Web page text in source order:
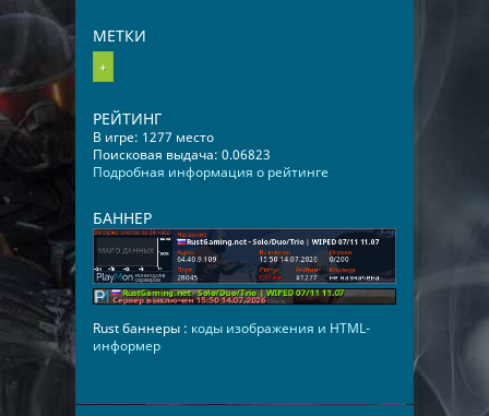
МЕТКИ
+
РЕЙТИНГ
В игре: 1277 место
Поисковая выдача: 0.06823
Подробная информация о рейтинге
БАННЕР
Rust баннеры : коды изображения и HTML-
информер